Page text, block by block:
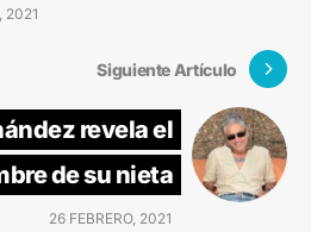
2021
Siguiente Artículo
revela el
de su nieta
26 FEBRERO, 2021